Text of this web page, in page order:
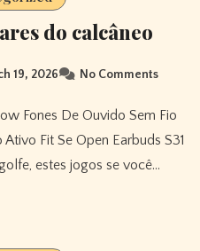
do calcâneo
19, 2026 No Comments
Fit Se Open Earbuds S31
estes jogos se você…